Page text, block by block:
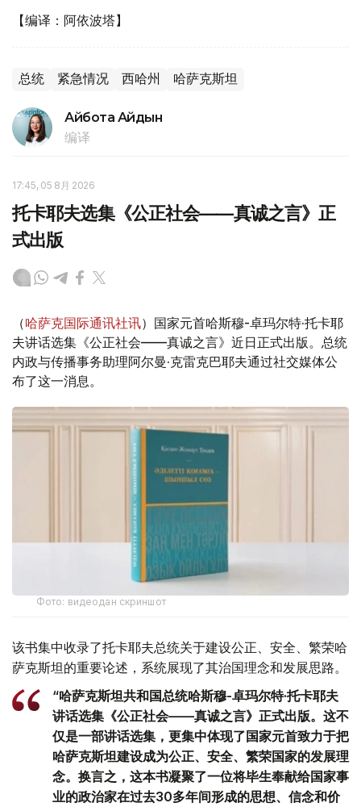
【编译：阿依波塔】
总统 紧急情况 西哈州 哈萨克斯坦
Айбота Айдын
编译
17:45, 05 8月 2026
托卡耶夫选集《公正社会——真诚之言》正
式出版
（哈萨克国际通讯社讯）国家元首哈斯穆-卓玛尔特·托卡耶
夫讲话选集《公正社会——真诚之言》近日正式出版。总统
内政与传播事务助理阿尔曼·克雷克巴耶夫通过社交媒体公
布了这一消息。
Фото: видеодан скриншот
该书集中收录了托卡耶夫总统关于建设公正、安全、繁荣哈
萨克斯坦的重要论述，系统展现了其治国理念和发展思路。
“哈萨克斯坦共和国总统哈斯穆-卓玛尔特·托卡耶夫
讲话选集《公正社会——真诚之言》正式出版。这不
仅是一部讲话选集，更集中体现了国家元首致力于把
哈萨克斯坦建设成为公正、安全、繁荣国家的发展理
念。换言之，这本书凝聚了一位将毕生奉献给国家事
业的政治家在过去30多年间形成的思想、信念和价